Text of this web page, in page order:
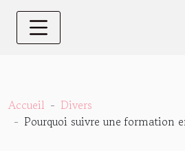
Accueil
Divers
Pourquoi suivre une formation